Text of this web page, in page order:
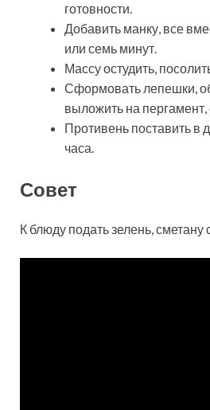
готовности.
Добавить манку, все
или семь минут.
Массу остудить,
Сформовать лепешки,
выложить на
Противень поставить в
часа.
Совет
К блюду подать зелень, сметану